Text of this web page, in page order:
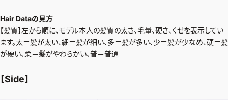
そしてエクラの美意識を、SNSで発信しています。
Hair Dataの見方
【髪質】左から順に、モデル本人の髪質の太さ、毛量、硬さ、くせを表示してい
ます。太＝髪が太い、細＝髪が細い、多＝髪が多い、少＝髪が少なめ、硬＝髪
が硬い、柔＝髪がやわらかい、普＝普通
【Side】